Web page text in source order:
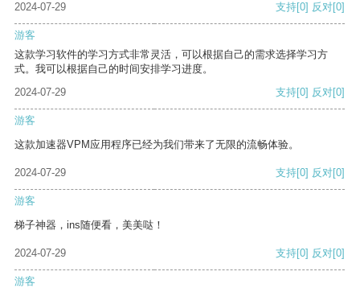
2024-07-29 支持[0] 反对[0]
游客
这款学习软件的学习方式非常灵活，可以根据自己的需求选择学习方
式。我可以根据自己的时间安排学习进度。
2024-07-29
支持[0] 反对[0]
游客
这款加速器VPM应用程序已经为我们带来了无限的流畅体验。
2024-07-29 支持[0] 反对[0]
游客
梯子神器，ins随便看，美美哒！
2024-07-29 支持[0] 反对[0]
游客